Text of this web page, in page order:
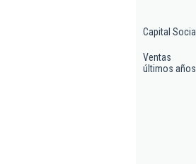
Capital Social
Ventas
últimos años